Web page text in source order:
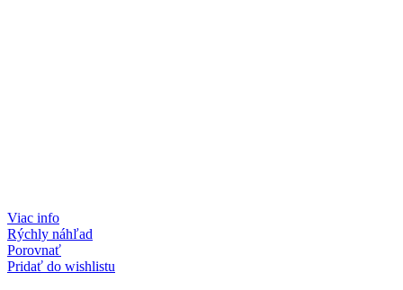
Viac info
Rýchly náhľad
Porovnať
Pridať do wishlistu